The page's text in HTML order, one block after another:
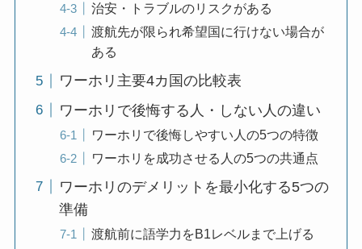
治安・トラブルのリスクがある
渡航先が限られ希望国に行けない場合が
ある
ワーホリ主要4カ国の比較表
ワーホリで後悔する人・しない人の違い
ワーホリで後悔しやすい人の5つの特徴
ワーホリを成功させる人の5つの共通点
ワーホリのデメリットを最小化する5つの
準備
渡航前に語学力をB1レベルまで上げる